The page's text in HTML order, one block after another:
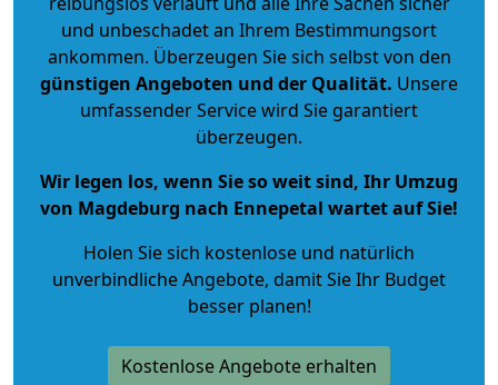
und unbeschadet an Ihrem Bestimmungsort
ankommen. Überzeugen Sie sich selbst von den
günstigen Angeboten und der Qualität. Unsere
umfassender Service wird Sie garantiert
überzeugen.
Wir legen los, wenn Sie so weit sind, Ihr Umzug
von Magdeburg nach Ennepetal wartet auf Sie!
Holen Sie sich kostenlose und natürlich
unverbindliche Angebote, damit Sie Ihr Budget
besser planen!
Kostenlose Angebote erhalten